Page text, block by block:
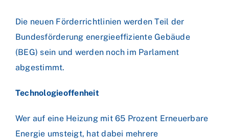
Die neuen Förderrichtlinien werden Teil der
Bundesförderung energieeffiziente Gebäude
(BEG) sein und werden noch im Parlament
abgestimmt.
Technologieoffenheit
Wer auf eine Heizung mit 65 Prozent Erneuerbare
Energie umsteigt, hat dabei mehrere